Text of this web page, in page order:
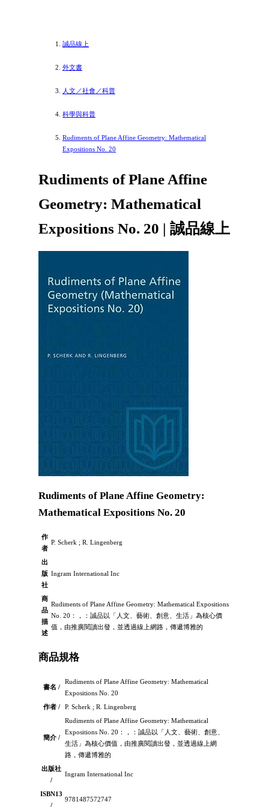
誠品線上
外文書
人文／社會／科普
科學與科普
Rudiments of Plane Affine Geometry: Mathematical
Expositions No. 20
Rudiments of Plane Affine
Geometry: Mathematical
Expositions No. 20 | 誠品線上
Rudiments of Plane Affine Geometry:
Mathematical Expositions No. 20
作
者
P. Scherk ; R. Lingenberg
出
版
社
Ingram International Inc
商
品
描
述
Rudiments of Plane Affine Geometry: Mathematical Expositions
No. 20：，：誠品以「人文、藝術、創意、生活」為核心價
值，由推廣閱讀出發，並透過線上網路，傳遞博雅的
商品規格
書名 /
Rudiments of Plane Affine Geometry: Mathematical
Expositions No. 20
作者 /
P. Scherk ; R. Lingenberg
簡介 /
Rudiments of Plane Affine Geometry: Mathematical
Expositions No. 20：，：誠品以「人文、藝術、創意、
生活」為核心價值，由推廣閱讀出發，並透過線上網
路，傳遞博雅的
出版社
/
Ingram International Inc
ISBN13
/
9781487572747